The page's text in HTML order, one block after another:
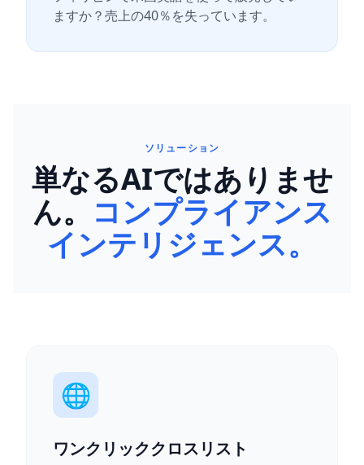
ますか？売上の40％を失っています。
ソリューション
単なるAIではありませ
ん。 コンプライアンス
インテリジェンス。
🌐
ワンクリッククロスリスト